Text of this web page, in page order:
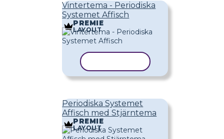
Vintertema - Periodiska
Systemet Affisch
PREMIE
LAYOUT
Periodiska Systemet
Affisch med Stjärntema
PREMIE
LAYOUT